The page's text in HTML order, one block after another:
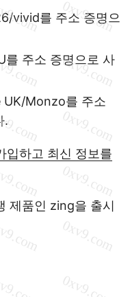
vivid를 주소 증명으
를 주소 증명으로 사
UK/Monzo를 주소
.
입하고 최신 정보를
제품인 zing을 출시